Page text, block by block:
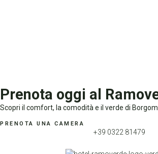
Prenota oggi al
Scopri il comfort, la comodità e il verde di
PRENOTA UNA CAMERA
+39 0322 81479